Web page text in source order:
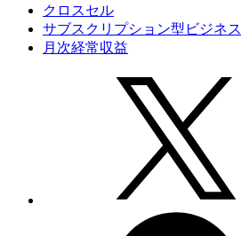
クロスセル
サブスクリプション型ビジネス
月次経常収益